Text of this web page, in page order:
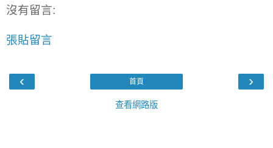
沒有留言:
張貼留言
‹ ›
首頁
查看網路版